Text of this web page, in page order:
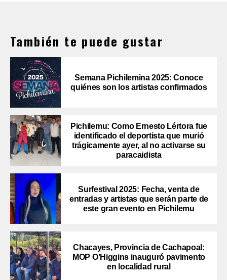
También te puede gustar
Semana Pichilemina 2025: Conoce
quiénes son los artistas confirmados
Pichilemu: Como Ernesto Lértora fue
identificado el deportista que murió
trágicamente ayer, al no activarse su
paracaidista
Surfestival 2025: Fecha, venta de
entradas y artistas que serán parte de
este gran evento en Pichilemu
Chacayes, Provincia de Cachapoal:
MOP O’Higgins inauguró pavimento
en localidad rural